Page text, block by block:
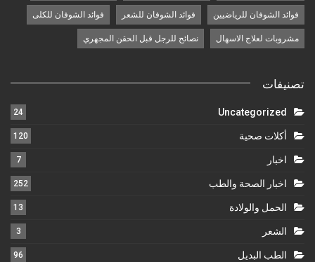
فوائد الشوفان للرياضيين فوائد الشوفان للشعر فوائد الشوفان للكلى
مشروبات لعلاج الاسهال نصائح للرجل قبل الحقن المجهري
تصنيفات
Uncategorized
24
أكلات صحية 120
اخبار 7
اخبار الصحة والطب 252
الحمل والولادة 13
الشعر 3
الطب البديل 96